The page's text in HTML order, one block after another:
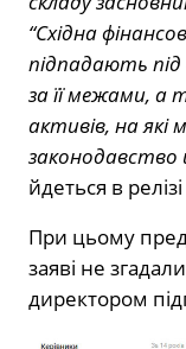
“Східна
підпадають під
за її межами, а
активів, на
законодавство
йдеться в
При цьому
заяві не
директором